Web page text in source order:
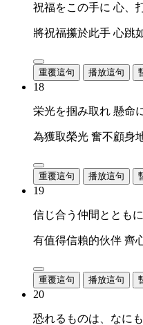
祝福をこの手に 心、
將祝福攥於此手 心跳
重覆這句 播放這句
18
栄光を掴み取れ 懸
為獲取榮光 奮不顧
重覆這句 播放這句
19
信じ合う仲間ととも
有值得信賴的伙伴 齊
重覆這句 播放這句
20
恐れるものは、なに